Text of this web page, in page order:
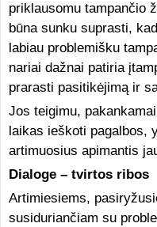
priklausomu tampančio
būna sunku suprasti,
labiau problemišku
nariai dažnai patiria
prarasti pasitikėjimą ir
Jos teigimu,
laikas ieškoti pagalbos,
artimuosius apimantis
Dialoge – tvirtos ribos
Artimiesiems,
susiduriančiam su